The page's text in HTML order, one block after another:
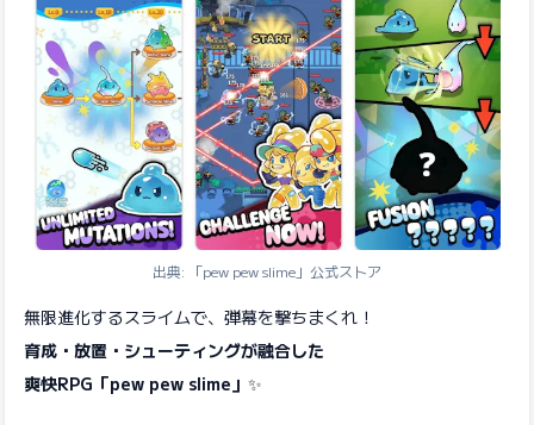
出典: 「pew pew slime」公式ストア
無限進化するスライムで、弾幕を撃ちまくれ！
育成・放置・シューティングが融合した
爽快RPG「pew pew slime」 ✨